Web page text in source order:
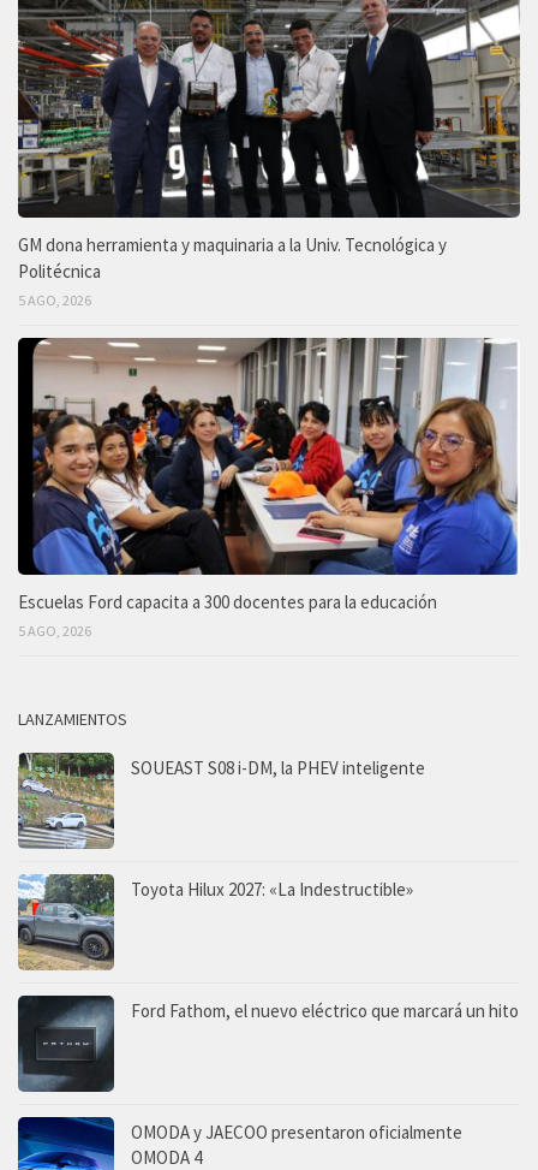
GM dona herramienta y maquinaria a la Univ. Tecnológica y
Politécnica
5 AGO, 2026
Escuelas Ford capacita a 300 docentes para la educación
5 AGO, 2026
LANZAMIENTOS
SOUEAST S08 i-DM, la PHEV inteligente
Toyota Hilux 2027: «La Indestructible»
Ford Fathom, el nuevo eléctrico que marcará un hito
OMODA y JAECOO presentaron oficialmente
OMODA 4